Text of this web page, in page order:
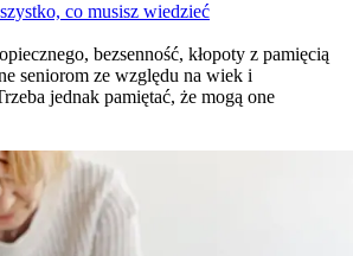
co musisz wiedzieć
bezsenność, kłopoty z pamięcią
seniorom ze względu na wiek i
jednak pamiętać, że mogą one